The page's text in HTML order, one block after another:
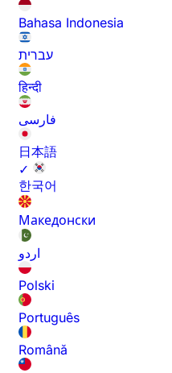
Bahasa Indonesia
עברית
हिन्दी
فارسی
日本語
✓
한국어
Македонски
اردو
Polski
Português
Română